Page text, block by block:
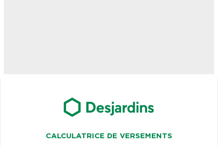
CALCULATRICE DE VERSEMENTS